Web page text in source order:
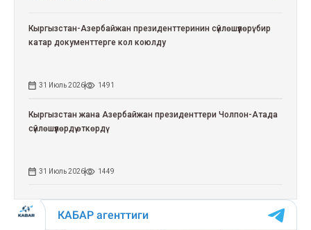
Кыргызстан-Азербайжан президенттеринин сүйлөшүүлөрү: бир
катар документтерге кол коюлду
31 Июль 2026 1491
Кыргызстан жана Азербайжан президенттери Чолпон-Атада
сүйлөшүүлөрдү өткөрдү
31 Июль 2026 1449